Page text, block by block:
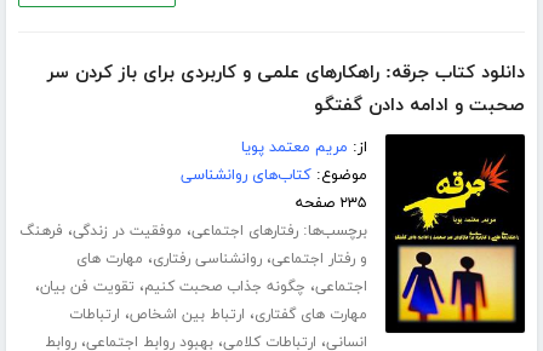
دانلود کتاب جرقه: راهکارهای علمی و کاربردی برای باز کردن سر
صحبت و ادامه دادن گفتگو
از: مریم معتمد پویا
موضوع:کتاب‌های روانشناسی
۲۳۵ صفحه
برچسب‌ها:رفتارهای اجتماعی، موفقیت در زندگی، فرهنگ
و رفتار اجتماعی،روانشناسی رفتاری، مهارت های
اجتماعی، چگونه جذاب صحبت کنیم، تقویت فن بیان،
مهارت های گفتاری، ارتباط بین اشخاص، ارتباطات
انسانی، ارتباطات کلامی،بهبود روابط اجتماعی،روابط